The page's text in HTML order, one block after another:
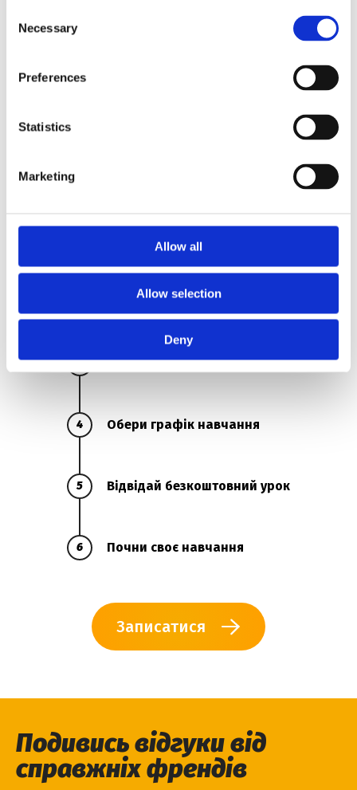
Selection
Necessary
Preferences
Statistics
Marketing
Allow all
Allow selection
Deny
Запишись самостійно
Зручний онлайн-запис для тих, хто сам визначився із
вивчати англійську
Як проходить онлайн запис?
Пройди онлайн тестування
Обери тип навчання
3 Обери викладача
4 Обери графік навчання
5 Відвідай безкоштовний урок
6 Почни своє навчання
Записатися
Подивись відгуки від
справжніх френдів